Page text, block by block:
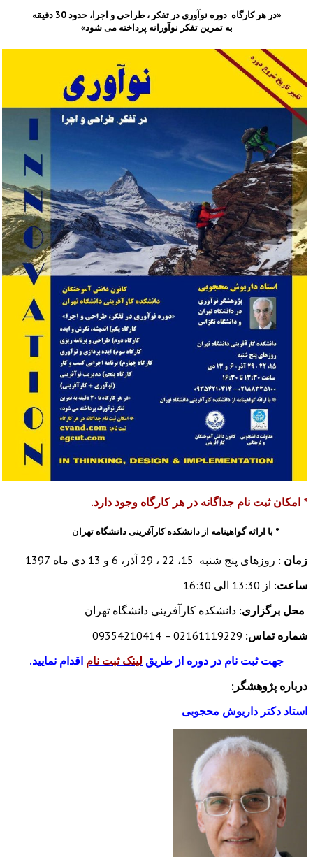
«در هر کارگاه دوره نوآوری در تفکر ، طراحی و اجرا، حدود 30 دقیقه
به تمرین تفکر نوآورانه پرداخته می شود»
* امکان ثبت نام جداگانه در هر کارگاه وجود دارد.
* با ارائه گواهینامه از دانشکده کارآفرینی دانشگاه تهران
زمان : روزهای پنج شنبه 15، 22 ، 29 آذر، 6 و 13 دی ماه 1397
ساعت: از 13:30 الی 16:30
محل برگزاری: دانشکده کارآفرینی دانشگاه تهران
شماره تماس:
جهت ثبت نام در دوره از طریق لینک ثبت نام اقدام نمایید.
درباره پژوهشگر:
استاد دکتر داریوش محجوبی